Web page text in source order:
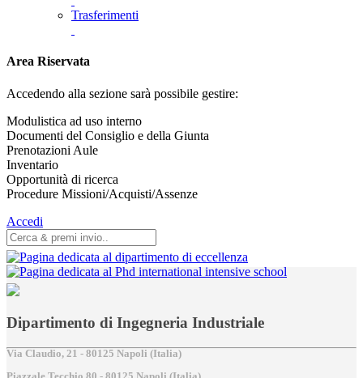
Trasferimenti
Area Riservata
Accedendo alla sezione sarà possibile gestire:
Modulistica ad uso interno
Documenti del Consiglio e della Giunta
Prenotazioni Aule
Inventario
Opportunità di ricerca
Procedure Missioni/Acquisti/Assenze
Accedi
Dipartimento di Ingegneria Industriale
Via Claudio, 21 - 80125 Napoli (Italia)